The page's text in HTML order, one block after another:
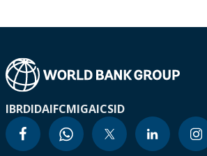
IBRDIDAIFCMIGAICSID